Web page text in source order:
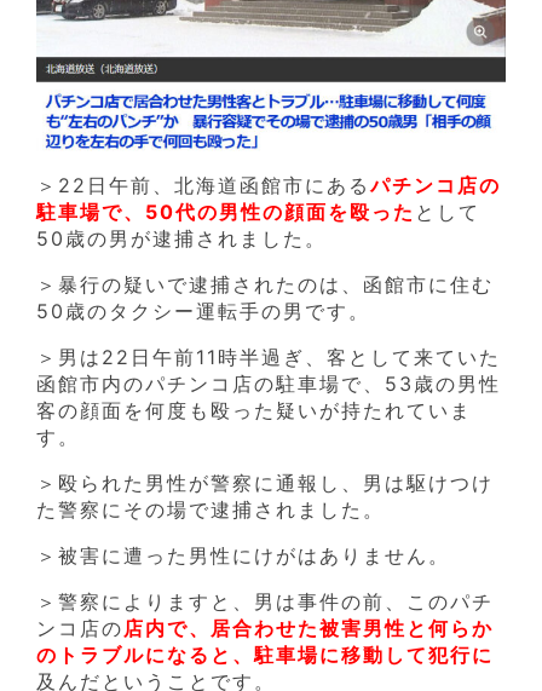
＞22日午前、北海道函館市にあるパチンコ店の
駐車場で、50代の男性の顔面を殴った として
50歳の男が逮捕されました。
＞暴行の疑いで逮捕されたのは、函館市に住む
50歳のタクシー運転手の男です。
＞男は22日午前11時半過ぎ、客として来ていた
函館市内のパチンコ店の駐車場で、53歳の男性
客の顔面を何度も殴った疑いが持たれていま
す。
＞殴られた男性が警察に通報し、男は駆けつけ
た警察にその場で逮捕されました。
＞被害に遭った男性にけがはありません。
＞警察によりますと、男は事件の前、このパチ
ンコ店の店内で、居合わせた被害男性と何らか
のトラブルになると、駐車場に移動して犯行に
及んだということです。